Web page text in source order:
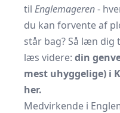
til Englemageren-
du kan forvente af
står bag? Så læn dig
læs videre: din
mest uhyggelige) i
her.
Medvirkende i